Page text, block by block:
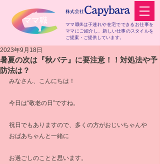
​ママ職
ママ職®は子連れや在宅でできるお仕事を
ママにご紹介し、新しい仕事のスタイルを
ご提案・ご提供しています。
暑夏の次は『秋バテ』に要注意！！対処法や予
防法は？
2023年9月18日
みなさん、こんにちは！
今日は“敬老の日”ですね。
祝日でもありますので、多くの方がおじいちゃんや
おばあちゃんと一緒に
お過ごしのことと思います。